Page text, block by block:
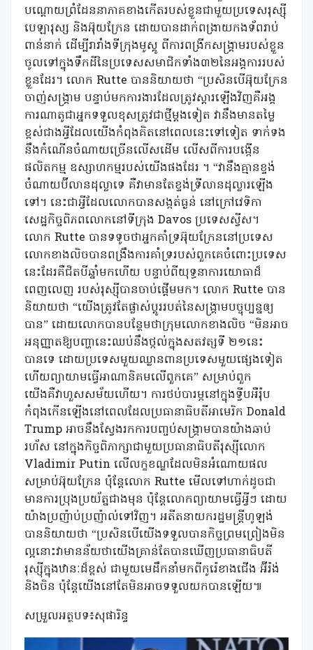
បណ្ដោយព្រំដែននាភាគខាងកើតរបស់ខ្លួនជាមួយប្រទេសរុស្ស៊ី
បេឡារុស្ស និងអ៊ុយក្រែន ដោយបានដាក់ពង្រាយកងទ័ពរាប់
ពាន់នាក់ ដើម្បីរារាំងទីក្រុងមូស្គូ ពីការពង្រីកសង្គ្រាមរបស់ខ្លួន
ចូលទៅក្នុងទឹកដីនៃប្រទេសសមាជិកទាំង៣២នៃអង្គការរបស់
ខ្លួនដែរ។ លោក Rutte បាននិយាយថា “ប្រសិនបើអ៊ុយក្រែន
ចាញ់សង្រ្គាម បន្ទាប់មកការងារដែលត្រូវស្តារឡើងវិញគឺអង្គ
ការណាតូជាអ្នកទទួលខុសត្រូវជាថ្មីម្តងទៀត វានឹងមានតម្លៃ
ខ្ពស់ជាងអ្វីដែលយើងកំពុងគិតនៅពេលនេះទៅទៀត ទាក់ទង
នឹងកំណើនចំណាយច្រើនលើសដើម លើសពីការបង្កើន
ផលិតកម្ម ឧស្សាហកម្មរបស់យើងផងដែរ ។ “វានឹងគ្មានខ្ទង់
ចំណាយប៊ីលានដុល្លាទេ គឺវាមានតែខ្ទង់ទ្រីលានដុល្លារឡើង
ទៅ។ នេះជាអ្វីដែលលោកបានសង្កត់ធ្ងន់ នៅក្រៅវេទិកា
សេដ្ឋកិច្ចពិភពលោកនៅទីក្រុង Davos ប្រទេសស្វីស។
លោក Rutte បានទទូចថាអ្នកគាំទ្រអ៊ុយក្រែននៅប្រទេស
លោកខាងលិចបានពង្រឹងការគាំទ្ររបស់ពួកគេចំពោះប្រទេស
នេះដែរគឺជិតបីឆ្នាំមកហើយ បន្ទាប់ពីយុទ្ធនាការយោធាដ៏
ពេញលេញ របស់រុស្ស៊ីបានចាប់ផ្តើមមក។ លោក Rutte បាន
និយាយថា “យើងត្រូវតែផ្លាស់ប្តូររបត់នៃសង្គ្រាមបច្ចុប្បន្នឲ្យ
បាន” ដោយលោកបានបន្ថែមថាក្រុមលោកខាងលិច “មិនអាច
អនុញ្ញាតឱ្យបញ្ហានេះឈប់នឹងថ្កល់ក្នុងសតវត្សទី ២១នេះ
បានទេ ដោយប្រទេសមួយឈ្លានពានប្រទេសមួយផ្សេងទៀត
ហើយព្យាយាមធ្វើអាណានិគមលើពួកគេ” សម្រាប់ពួក
យើងគឺវាហួសសម័យហើយ។ ការថប់បារម្ភនៅក្នុងទ្វីបអឺរ៉ុប
កំពុងកើនឡើងនៅពេលដែលប្រធានាធិបតីអាមេរិក Donald
Trump អាចនឹងស្វែងរកការបញ្ចប់សង្រ្គាមបានយ៉ាងឆាប់
រហ័ស នៅក្នុងកិច្ចពិភាក្សាជាមួយប្រធានាធិបតីរុស្ស៊ីលោក
Vladimir Putin លើលក្ខខណ្ឌដែលមិនអំណោយផល
សម្រាប់អ៊ុយក្រែន ប៉ុន្តែលោក Rutte មើលទៅហាក់ដូចជា
មានការប្រុងប្រយ័ត្នជាងមុន ប៉ុន្តែលោកព្យាយាមធ្វើអ្វីៗ ដោយ
យ៉ាងប្រញ៉ាប់ប្រញ៉ាល់ទៅវិញ។ អតីតនាយករដ្ឋមន្ត្រីហូឡង់
បាននិយាយថា “ប្រសិនបើយើងទទួលបានកិច្ចព្រមព្រៀងមិន
ល្អនោះវាមានន័យថាយើងគ្រាន់តែបានឃើញប្រធានាធិបតី
រុស្ស៊ីក្នុងឋានៈដ៏ខ្ពស់ ជាមួយមេដឹកនាំមកពីកូរ៉េខាងជើង អ៊ីរ៉ង់
និងចិន ប៉ុន្តែយើងនៅតែមិនអាចទទួលយកបានឡើយ៕
សម្រួលអត្ថបទ៖​សុផារិន្ទ